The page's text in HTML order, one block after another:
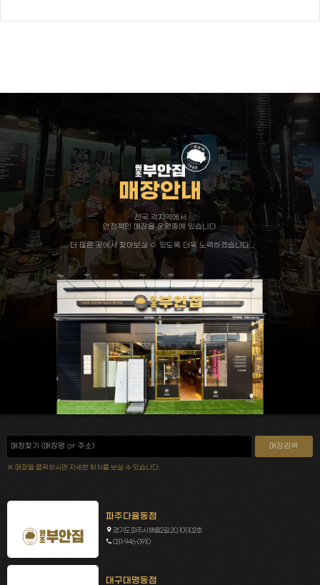
매장안내
전국 각지역에서
안정적인 매장을 운영중에 있습니다.
더 많은 곳에서 찾아보실 수 있도록 더욱 노력하겠습니다.